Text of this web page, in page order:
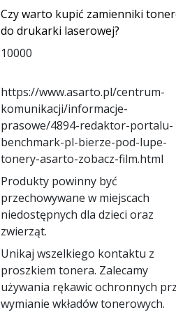
Czy warto kupić zamienniki
do drukarki laserowej?
10000
https://www.asarto.pl/centrum-
komunikacji/informacje-
prasowe/4894-redaktor-portalu-
benchmark-pl-bierze-pod-lupe-
tonery-asarto-zobacz-film.html
Produkty powinny być
przechowywane w miejscach
niedostępnych dla dzieci oraz
zwierząt.
Unikaj wszelkiego kontaktu z
proszkiem tonera. Zalecamy
używania rękawic ochronnych
wymianie wkładów tonerowych.